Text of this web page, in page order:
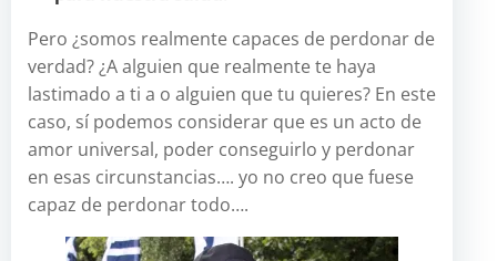
Pero ¿somos realmente capaces de perdonar de
verdad? ¿A alguien que realmente te haya
lastimado a ti a o alguien que tu quieres? En este
caso, sí podemos considerar que es un acto de
amor universal, poder conseguirlo y perdonar
en esas circunstancias…. yo no creo que fuese
capaz de perdonar todo….